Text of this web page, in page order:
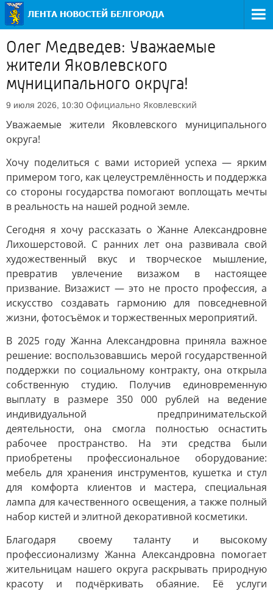
Олег Медведев: Уважаемые
жители Яковлевского
муниципального округа!
9 июля 2026, 10:30 Официально Яковлевский
Уважаемые жители Яковлевского муниципального
округа!
Хочу поделиться с вами историей успеха — ярким
примером того, как целеустремлённость и поддержка
со стороны государства помогают воплощать мечты
в реальность на нашей родной земле.
Сегодня я хочу рассказать о Жанне Александровне
Лихошерстовой. С ранних лет она развивала свой
художественный вкус и творческое мышление,
превратив увлечение визажом в настоящее
призвание. Визажист — это не просто профессия, а
искусство создавать гармонию для повседневной
жизни, фотосъёмок и торжественных мероприятий.
В 2025 году Жанна Александровна приняла важное
решение: воспользовавшись мерой государственной
поддержки по социальному контракту, она открыла
собственную студию. Получив единовременную
выплату в размере 350 000 рублей на ведение
индивидуальной предпринимательской
деятельности, она смогла полностью оснастить
рабочее пространство. На эти средства были
приобретены профессиональное оборудование:
мебель для хранения инструментов, кушетка и стул
для комфорта клиентов и мастера, специальная
лампа для качественного освещения, а также полный
набор кистей и элитной декоративной косметики.
Благодаря своему таланту и высокому
профессионализму Жанна Александровна помогает
жительницам нашего округа раскрывать природную
красоту и подчёркивать обаяние. Её услуги